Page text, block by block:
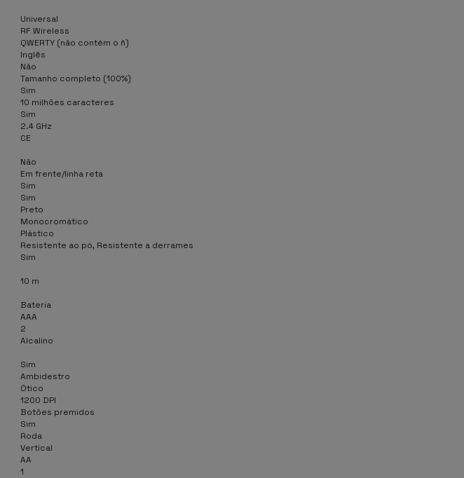
Universal
RF Wireless
QWERTY (não contém o ñ)
Inglês
Não
Tamanho completo (100%)
Sim
10 milhões caracteres
Sim
2.4 GHz
CE
Não
Em frente/linha reta
Sim
Sim
Preto
Monocromático
Plástico
Resistente ao pó, Resistente a derrames
Sim
10 m
Bateria
AAA
2
Alcalino
Sim
Ambidestro
Ótico
1200 DPI
Botões premidos
Sim
Roda
Vertical
AA
1